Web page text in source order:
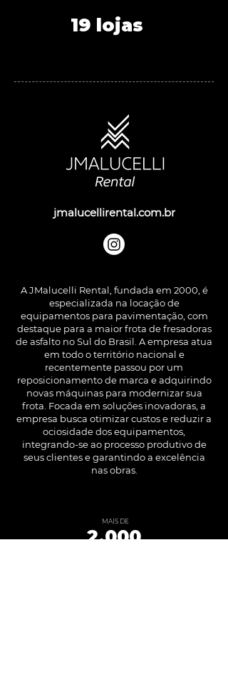
19 lojas
jmalucellirental.com.br
A JMalucelli Rental, fundada em 2000, é
especializada na locação de
equipamentos para pavimentação, com
destaque para a maior frota de fresadoras
de asfalto no Sul do Brasil. A empresa atua
em todo o território nacional e
recentemente passou por um
reposicionamento de marca e adquirindo
novas máquinas para modernizar sua
frota. Focada em soluções inovadoras, a
empresa busca otimizar custos e reduzir a
ociosidade dos equipamentos,
integrando-se ao processo produtivo de
seus clientes e garantindo a excelência
nas obras.
MAIS DE
2.000